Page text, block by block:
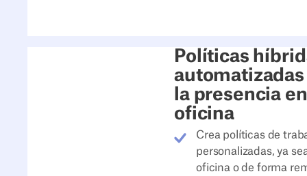
Políticas
automatizadas
la presencia
oficina
Crea políticas de
personalizadas, ya
oficina o de forma